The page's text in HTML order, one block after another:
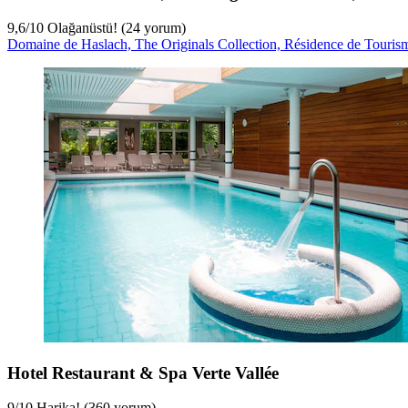
9,6/10 Olağanüstü! (24 yorum)
Domaine de Haslach, The Originals Collection, Résidence de
Hotel Restaurant & Spa Verte Vallée